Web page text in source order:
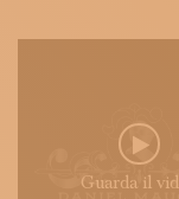
Guarda il